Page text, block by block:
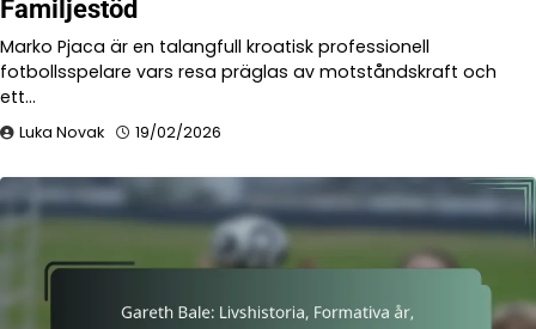
Familjestöd
Marko Pjaca är en talangfull kroatisk professionell
fotbollsspelare vars resa präglas av motståndskraft och
ett…
Luka Novak 19/02/2026